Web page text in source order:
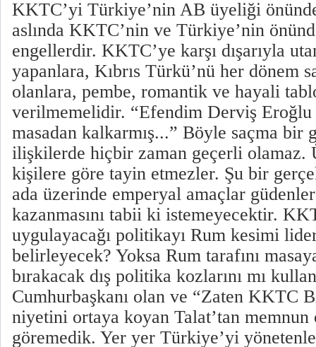
KKTC’yi Türkiye’nin AB üyeliği
aslında KKTC’nin ve Türkiye’nin
engellerdir. KKTC’ye karşı dışarıyla
yapanlara, Kıbrıs Türkü’nü her dönem
olanlara, pembe, romantik ve hayali
verilmemelidir. “Efendim Derviş Eroğlu
masadan kalkarmış...” Böyle saçma bir
ilişkilerde hiçbir zaman geçerli olamaz.
kişilere göre tayin etmezler. Şu bir
ada üzerinde emperyal amaçlar
kazanmasını tabii ki istemeyecektir.
uygulayacağı politikayı Rum kesimi
belirleyecek? Yoksa Rum tarafını
bırakacak dış politika kozlarını mı
Cumhurbaşkanı olan ve “Zaten KKTC
niyetini ortaya koyan Talat’tan memnun
göremedik. Yer yer Türkiye’yi